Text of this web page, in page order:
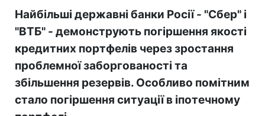
Найбільші державні банки Росії - "Сбер" і
"ВТБ" - демонструють погіршення якості
кредитних портфелів через зростання
проблемної заборгованості та
збільшення резервів. Особливо помітним
стало погіршення ситуації в іпотечному